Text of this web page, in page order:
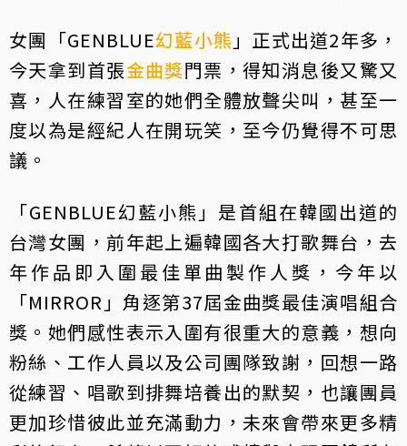
女團「GENBLUE幻藍小熊 」正式出道2年多，
今天拿到首張金曲獎門票，得知消息後又驚又
喜，人在練習室的她們全體放聲尖叫，甚至一
度以為是經紀人在開玩笑，至今仍覺得不可思
議。
「GENBLUE幻藍小熊」是首組在韓國出道的
台灣女團，前年起上遍韓國各大打歌舞台，去
年作品即入圍最佳單曲製作人獎，今年以
「MIRROR」角逐第37屆金曲獎最佳演唱組合
獎。她們感性表示入圍有很重大的意義，想向
粉絲、工作人員以及公司團隊致謝，回想一路
從練習、唱歌到排舞培養出的默契，也讓團員
更加珍惜彼此並充滿動力，未來會帶來更多精